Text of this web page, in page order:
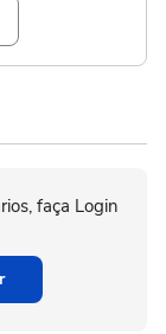
faça Login